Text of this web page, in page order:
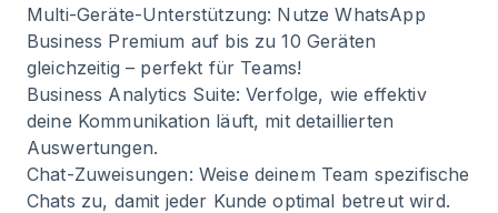
Multi-Geräte-Unterstützung: Nutze WhatsApp
Business Premium auf bis zu 10 Geräten
gleichzeitig – perfekt für Teams!
Business Analytics Suite: Verfolge, wie effektiv
deine Kommunikation läuft, mit detaillierten
Auswertungen.
Chat-Zuweisungen: Weise deinem Team spezifische
Chats zu, damit jeder Kunde optimal betreut wird.